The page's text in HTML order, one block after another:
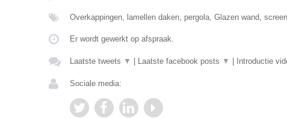
Overkappingen, lamellen daken, pergola, Glazen wand,
Er wordt gewerkt op afspraak.
Laatste tweets ▼ Laatste facebook posts ▼ Introductie
Sociale media: